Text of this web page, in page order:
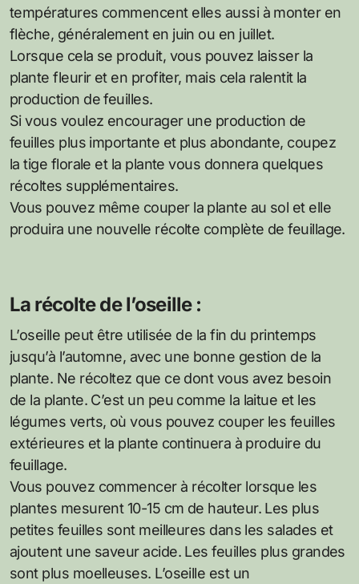
températures commencent elles aussi à monter en
flèche, généralement en juin ou en juillet.
Lorsque cela se produit, vous pouvez laisser la
plante fleurir et en profiter, mais cela ralentit la
production de feuilles.
Si vous voulez encourager une production de
feuilles plus importante et plus abondante, coupez
la tige florale et la plante vous donnera quelques
récoltes supplémentaires.
Vous pouvez même couper la plante au sol et elle
produira une nouvelle récolte complète de feuillage.
La récolte de l’oseille :
L’oseille peut être utilisée de la fin du printemps
jusqu’à l’automne, avec une bonne gestion de la
plante. Ne récoltez que ce dont vous avez besoin
de la plante. C’est un peu comme la laitue et les
légumes verts, où vous pouvez couper les feuilles
extérieures et la plante continuera à produire du
feuillage.
Vous pouvez commencer à récolter lorsque les
plantes mesurent 10-15 cm de hauteur. Les plus
petites feuilles sont meilleures dans les salades et
ajoutent une saveur acide. Les feuilles plus grandes
sont plus moelleuses. L’oseille est un